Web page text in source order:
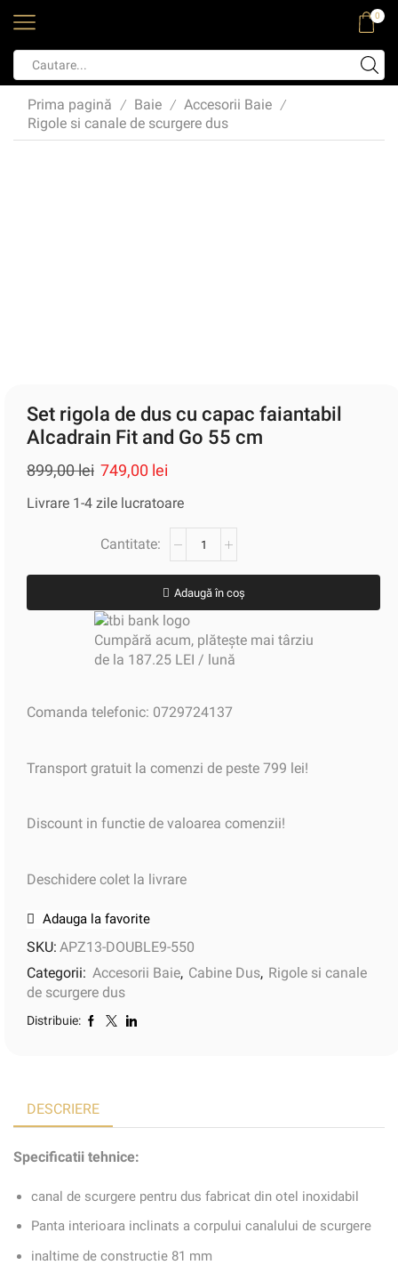
0
Prima pagină / Baie / Accesorii Baie /
Rigole si canale de scurgere dus
Set rigola de dus cu capac faiantabil
Alcadrain Fit and Go 55 cm
899,00lei 749,00 lei
Livrare 1-4 zile lucratoare
Adaugă în coș
Cumpără acum, plătește mai târziu
de la 187.25 LEI / lună
Comanda telefonic: 0729724137
Transport gratuit la comenzi de peste 799 lei!
Discount in functie de valoarea comenzii!
Deschidere colet la livrare
Adauga la favorite
SKU: APZ13-DOUBLE9-550
Categorii: Accesorii Baie, Cabine Dus, Rigole si canale
de scurgere dus
Distribuie:
DESCRIERE
Specificatii tehnice:
canal de scurgere pentru dus fabricat din otel inoxidabil
Panta interioara inclinats a corpului canalului de scurgere
inaltime de constructie 81 mm